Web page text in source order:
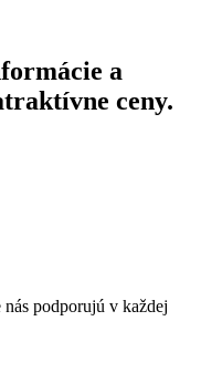
a
ceny.
podporujú v každej